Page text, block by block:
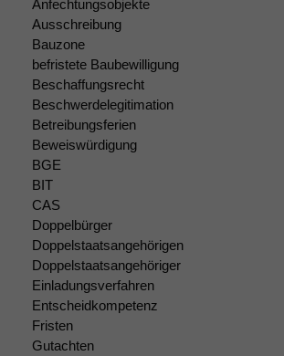
Anfechtungsobjekte
Ausschreibung
Bauzone
befristete Baubewilligung
Beschaffungsrecht
Beschwerdelegitimation
Betreibungsferien
Beweiswürdigung
BGE
BIT
CAS
Doppelbürger
Doppelstaatsangehörigen
Doppelstaatsangehöriger
Einladungsverfahren
Entscheidkompetenz
Fristen
Gutachten